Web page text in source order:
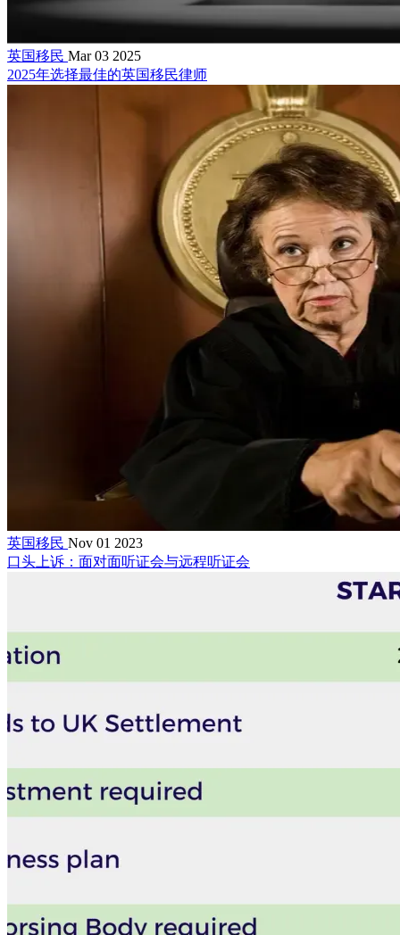
英国移民 Mar 03 2025
2025年选择最佳的英国移民律师
英国移民 Nov 01 2023
口头上诉：面对面听证会与远程听证会